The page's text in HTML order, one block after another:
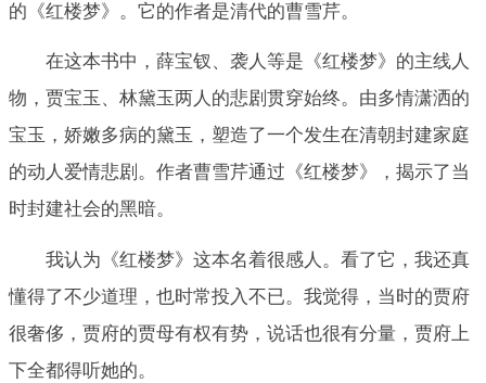
的《红楼梦》。它的作者是清代的曹雪芹。
在这本书中，薛宝钗、袭人等是《红楼梦》的主线人
物，贾宝玉、林黛玉两人的悲剧贯穿始终。由多情潇洒的
宝玉，娇嫩多病的黛玉，塑造了一个发生在清朝封建家庭
的动人爱情悲剧。作者曹雪芹通过《红楼梦》，揭示了当
时封建社会的黑暗。
我认为《红楼梦》这本名着很感人。看了它，我还真
懂得了不少道理，也时常投入不已。我觉得，当时的贾府
很奢侈，贾府的贾母有权有势，说话也很有分量，贾府上
下全都得听她的。